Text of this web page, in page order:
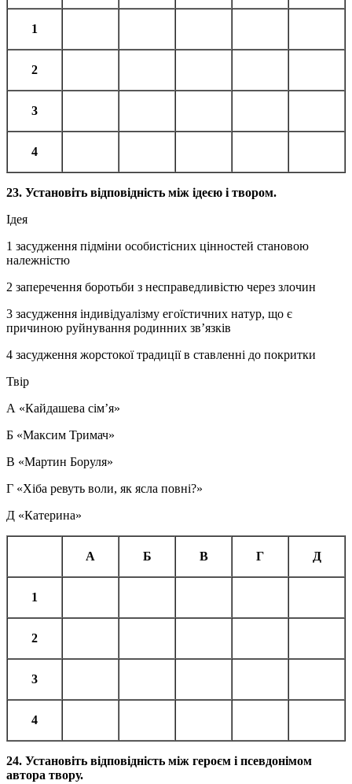
1
2
3
4
23. Установіть відповідність між ідеєю і твором.
Ідея
1 засудження підміни особистісних цінностей становою
належністю
2 заперечення боротьби з несправедливістю через злочин
3 засудження індивідуалізму егоїстичних натур, що є
причиною руйнування родинних зв’язків
4 засудження жорстокої традиції в ставленні до покритки
Твір
А «Кайдашева сім’я»
Б «Максим Тримач»
В «Мартин Боруля»
Г «Хіба ревуть воли, як ясла повні?»
Д «Катерина»
А Б В Г Д
1
2
3
4
24. Установіть відповідність між героєм і псевдонімом
автора твору.